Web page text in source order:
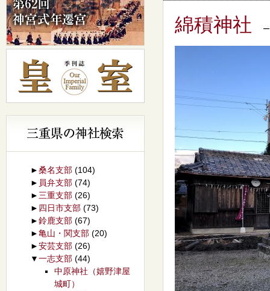
綿積神社
►桑名支部 (104)
► 員弁支部 (74)
► 三重支部 (26)
► 四日市支部 (73)
►鈴鹿支部 (67)
►亀山・関支部 (20)
►安芸支部 (26)
▼一志支部 (44)
中原神社（嬉野津屋
城町）